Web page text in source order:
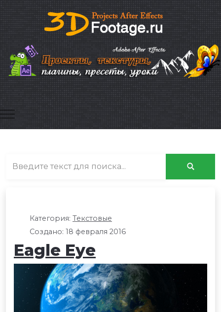
Mobile Menu Toggle
Категория: Текстовые
Создано: 18 февраля 2016
Eagle Eye